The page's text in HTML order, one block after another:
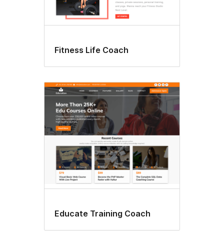
Fitness Life Coach
Educate Training Coach